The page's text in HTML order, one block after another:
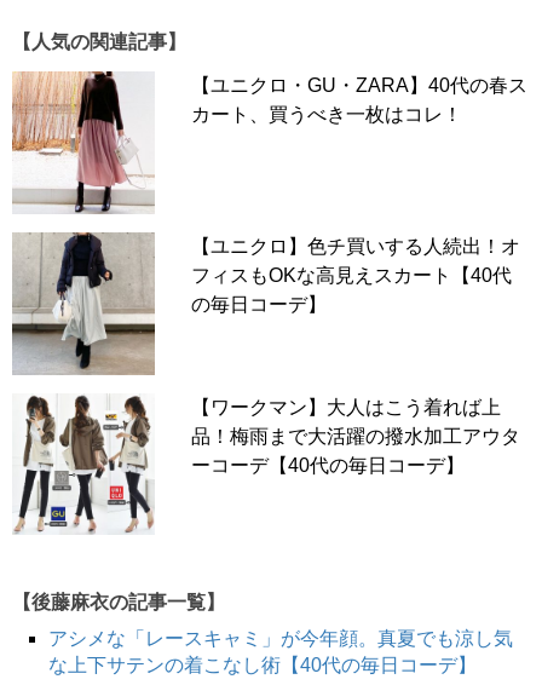
次のページへ >>
【人気の関連記事】
【ユニクロ・GU・ZARA】40代の春ス
カート、買うべき一枚はコレ！
【ユニクロ】色チ買いする人続出！オ
フィスもOKな高見えスカート【40代
の毎日コーデ】
【ワークマン】大人はこう着れば上
品！梅雨まで大活躍の撥水加工アウタ
ーコーデ【40代の毎日コーデ】
【後藤麻衣の記事一覧】
アシメな「レースキャミ」が今年顔。真夏でも涼し気
な上下サテンの着こなし術【40代の毎日コーデ】